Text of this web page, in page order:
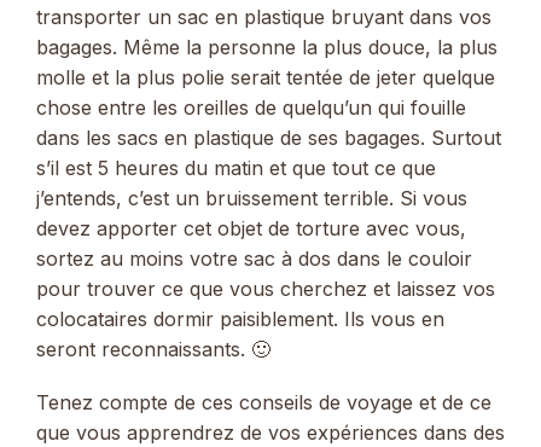
transporter un sac en plastique bruyant dans vos
bagages. Même la personne la plus douce, la plus
molle et la plus polie serait tentée de jeter quelque
chose entre les oreilles de quelqu’un qui fouille
dans les sacs en plastique de ses bagages. Surtout
s’il est 5 heures du matin et que tout ce que
j’entends, c’est un bruissement terrible. Si vous
devez apporter cet objet de torture avec vous,
sortez au moins votre sac à dos dans le couloir
pour trouver ce que vous cherchez et laissez vos
colocataires dormir paisiblement. Ils vous en
seront reconnaissants. 🙂
Tenez compte de ces conseils de voyage et de ce
que vous apprendrez de vos expériences dans des